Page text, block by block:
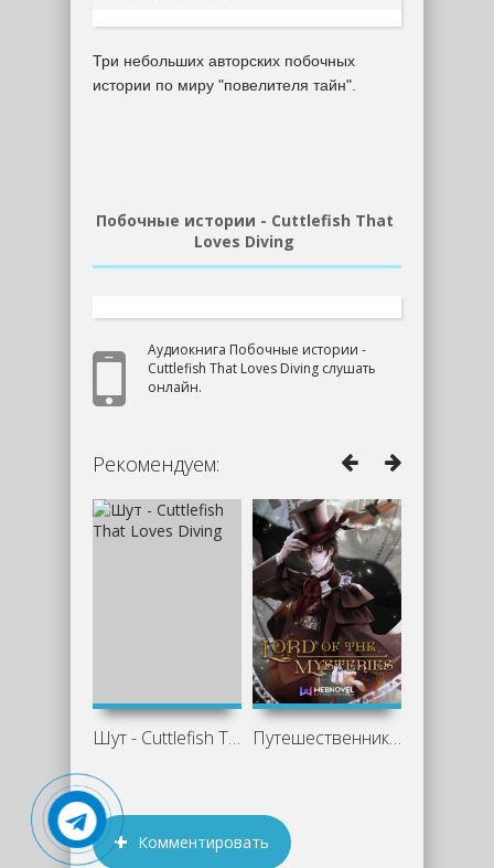
Три небольших авторских побочных
истории по миру "повелителя тайн".
Побочные истории - Cuttlefish That
Loves Diving
Аудиокнига Побочные истории -
Cuttlefish That Loves Diving слушать
онлайн.
Рекомендуем:
Шут - Cuttlefish That Loves Diving Путешественник - Cuttlefish That Loves
Комментировать